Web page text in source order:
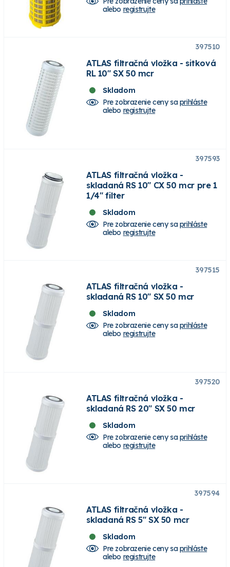
alebo registrujte
397510
ATLAS filtračná vložka - sitková
RL 10" SX 50 mcr
Skladom
Pre zobrazenie ceny saprihláste
alebo registrujte
397593
ATLAS filtračná vložka -
skladaná RS 10" CX 50 mcr pre 1
1/4" filter
Skladom
Pre zobrazenie ceny saprihláste
alebo registrujte
397515
ATLAS filtračná vložka -
skladaná RS 10" SX 50 mcr
Skladom
Pre zobrazenie ceny saprihláste
alebo registrujte
397520
ATLAS filtračná vložka -
skladaná RS 20" SX 50 mcr
Skladom
Pre zobrazenie ceny saprihláste
alebo registrujte
397594
ATLAS filtračná vložka -
skladaná RS 5" SX 50 mcr
Skladom
Pre zobrazenie ceny saprihláste
alebo registrujte